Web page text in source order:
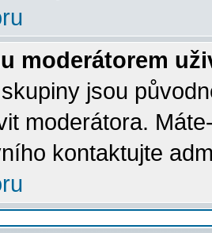
moderátorem
jsou
moderátora.
kontaktujte